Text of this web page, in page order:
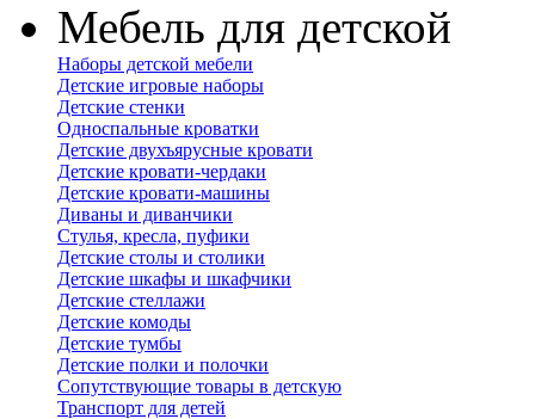
Мебель для детской
Наборы детской мебели
Детские игровые наборы
Детские стенки
Односпальные кроватки
Детские двухъярусные кровати
Детские кровати-чердаки
Детские кровати-машины
Диваны и диванчики
Стулья, кресла, пуфики
Детские столы и столики
Детские шкафы и шкафчики
Детские стеллажи
Детские комоды
Детские тумбы
Детские полки и полочки
Сопутствующие товары в детскую
Транспорт для детей